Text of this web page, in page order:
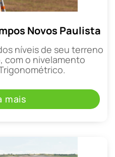
Novos Paulista
níveis de seu terreno
com o nivelamento
mais